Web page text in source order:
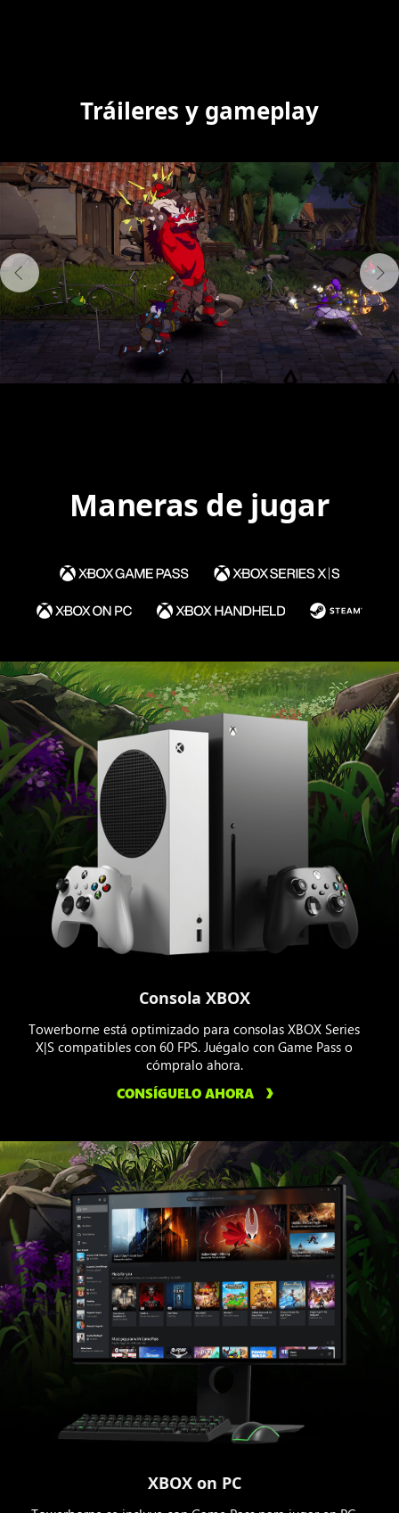
Tráileres y gameplay
Maneras de jugar
Consola XBOX
Towerborne está optimizado para consolas XBOX Series
X|S compatibles con 60 FPS. Juégalo con Game Pass o
cómpralo ahora.
CONSÍGUELO AHORA
XBOX on PC